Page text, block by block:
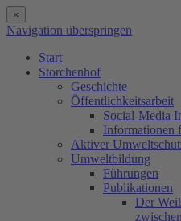
×
Navigation überspringen
Start
Storchenhof
Geschichte
Öffentlichkeitsarbeit
Social-Media
Informationen
Aktiver
Umweltbildung
Führungen
Publikationen
Der